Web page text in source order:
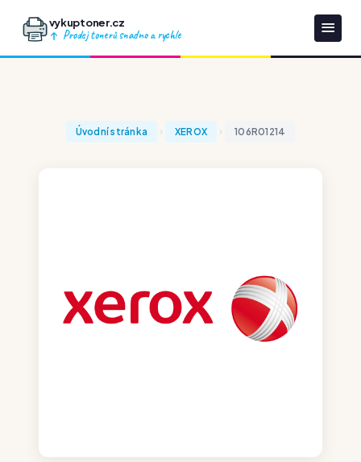
vykuptoner.cz
Prodej tonerů snadno a rychle
Úvodní stránka XEROX 106R01214